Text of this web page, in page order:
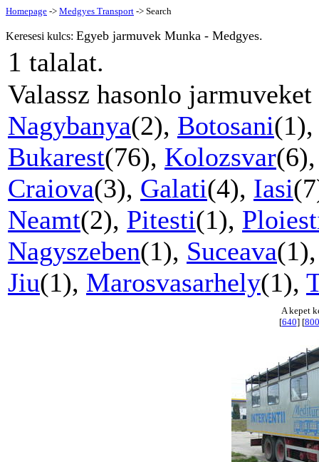
Homepage -> Medgyes Transport -> Search
Keresesi kulcs: Egyeb jarmuvek Munka - Medgyes.
1 talalat.
Valassz hasonlo
Nagybanya(2), Botosani
Bukarest(76), Kolozsvar
Craiova(3), Galati(4), Iasi
Neamt(2), Pitesti(1),
Nagyszeben(1), Suceava
Jiu(1), Marosvasarhely(1),
A kepet
[640] [800